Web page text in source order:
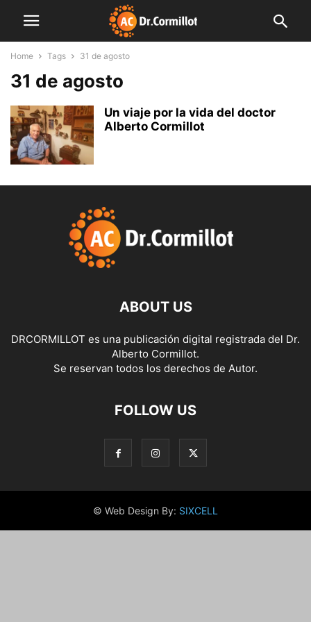
Home Tags 31 de agosto
31 de agosto
Un viaje por la vida del doctor
Alberto Cormillot
ABOUT US
DRCORMILLOT es una publicación digital registrada del Dr.
Alberto Cormillot.
Se reservan todos los derechos de Autor.
FOLLOW US
© Web Design By: SIXCELL